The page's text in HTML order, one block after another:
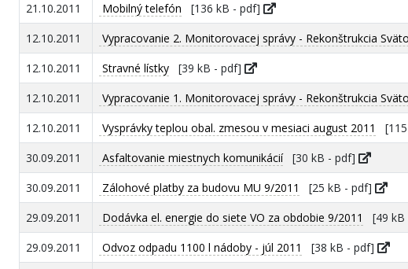
21.10.2011
Mobilný telefón [136 kB - pdf]
12.10.2011
Vypracovanie 2. Monitorovacej správy - Rekonštrukcia
12.10.2011
Stravné lístky [39 kB - pdf]
12.10.2011
Vypracovanie 1. Monitorovacej správy - Rekonštrukcia
12.10.2011
Vysprávky teplou obal. zmesou v mesiaci august 2011
30.09.2011
Asfaltovanie miestnych komunikácií[30 kB - pdf]
30.09.2011
Zálohové platby za budovu MU 9/2011
[25 kB - pdf]
29.09.2011
Dodávka el. energie do siete VO za obdobie 9/2011
[49 kB
29.09.2011
Odvoz odpadu 1100 l nádoby - júl 2011
[38 kB - pdf]